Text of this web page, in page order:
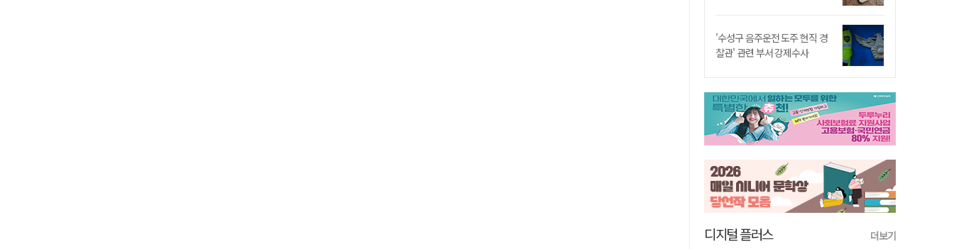
'수성구 음주운전 도주 현직 경
찰관' 관련 부서 강제수사
디지털 플러스 더보기